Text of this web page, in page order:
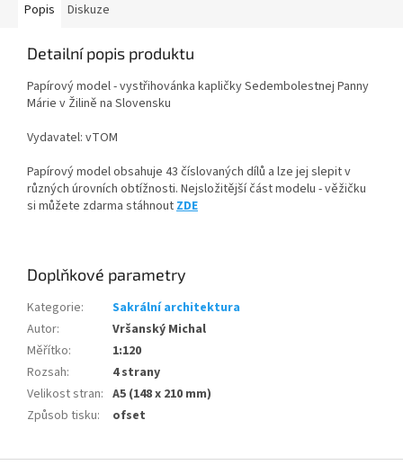
Popis Diskuze
Detailní popis produktu
Papírový model - vystřihovánka kapličky Sedembolestnej Panny
Márie v Žilině na Slovensku
Vydavatel: vTOM
Papírový model obsahuje 43 číslovaných dílů a lze jej slepit v
různých úrovních obtížnosti. Nejsložitější část modelu - věžičku
si můžete zdarma stáhnoutZDE
Doplňkové parametry
Kategorie:
Sakrální architektura
Autor:
Vršanský Michal
Měřítko:
1:120
Rozsah:
4 strany
Velikost stran: A5 (148 x 210 mm)
Způsob tisku: ofset